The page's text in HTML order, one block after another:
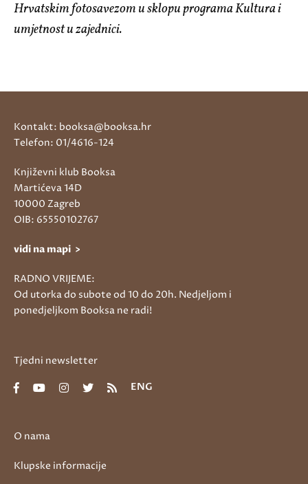
Hrvatskim fotosavezom u sklopu programa Kultura i
umjetnost u zajednici.
O nama
Klupske informacije
Kontakt: booksa@booksa.hr
Telefon: 01/4616-124
Književni klub Booksa
Martićeva 14D
10000 Zagreb
OIB: 65550102767
vidi na mapi >
RADNO VRIJEME:
Od utorka do subote od 10 do 20h. Nedjeljom i
ponedjeljkom Booksa ne radi!
Tjedni newsletter
ENG